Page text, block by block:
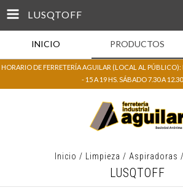
LUSQTOFF
INICIO PRODUCTOS
HORARIO DE FERRETERÍA AGUILAR (LOCAL AL PÚBLICO):
- 15 A 19 HS. SÁBADO 7.30 A 12.30
Inicio / Limpieza / Aspiradoras /
LUSQTOFF